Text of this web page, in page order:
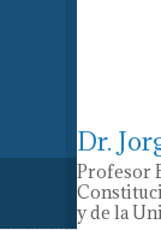
Dr.
Profesor
y de la